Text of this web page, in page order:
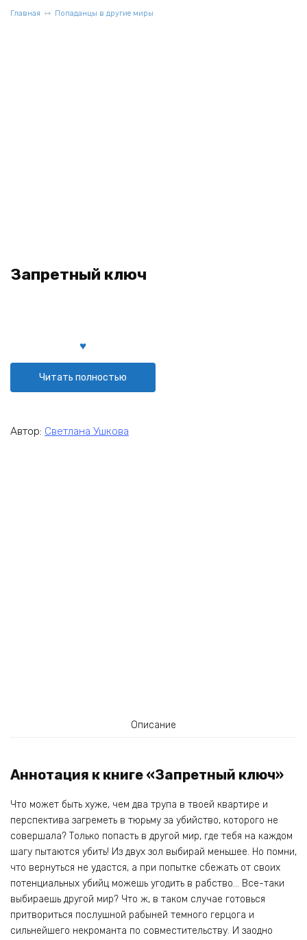
Главная Попаданцы в другие миры
Запретный ключ
Читать полностью
Автор: Светлана Ушкова
Описание
Аннотация к книге «Запретный ключ»
Что может быть хуже, чем два трупа в твоей квартире и
перспектива загреметь в тюрьму за убийство, которого не
совершала? Только попасть в другой мир, где тебя на каждом
шагу пытаются убить! Из двух зол выбирай меньшее. Но помни,
что вернуться не удастся, а при попытке сбежать от своих
потенциальных убийц можешь угодить в рабство… Все-таки
выбираешь другой мир? Что ж, в таком случае готовься
притвориться послушной рабыней темного герцога и
сильнейшего некроманта по совместительству. И заодно